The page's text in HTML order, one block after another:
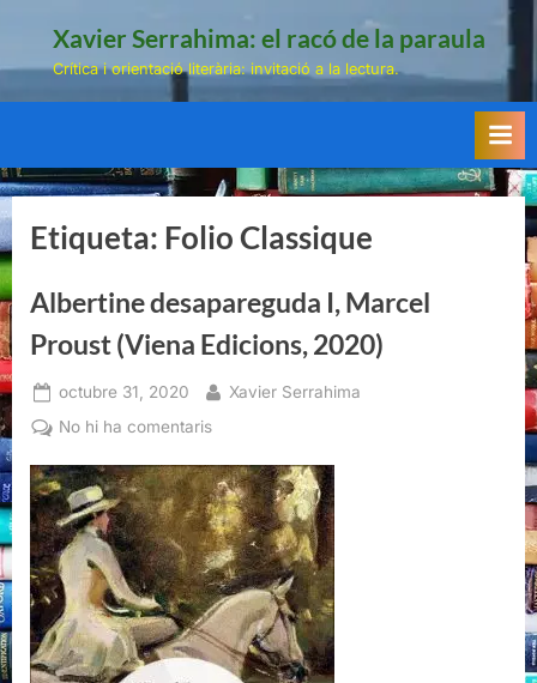
Xavier Serrahima: el racó de la paraula
Crítica i orientació literària: invitació a la lectura.
Etiqueta: Folio Classique
Albertine desapareguda I, Marcel
Proust (Viena Edicions, 2020)
Posted
on
octubre 31, 2020 By
Xavier Serrahima
No hi ha comentarisa
desapareguda
I,
Marcel
Proust
(Viena
Edicions,
2020)